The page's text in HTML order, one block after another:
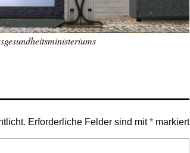
Erforderliche Felder sind mit* markiert